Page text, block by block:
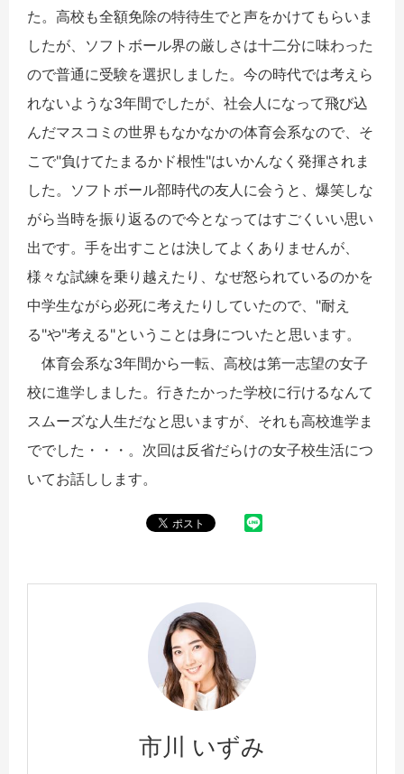
た。高校も全額免除の特待生でと声をかけてもらいま
したが、ソフトボール界の厳しさは十二分に味わった
ので普通に受験を選択しました。今の時代では考えら
れないような3年間でしたが、社会人になって飛び込
んだマスコミの世界もなかなかの体育会系なので、そ
こで"負けてたまるかド根性"はいかんなく発揮されま
した。ソフトボール部時代の友人に会うと、爆笑しな
がら当時を振り返るので今となってはすごくいい思い
出です。手を出すことは決してよくありませんが、
様々な試練を乗り越えたり、なぜ怒られているのかを
中学生ながら必死に考えたりしていたので、"耐え
る"や"考える"ということは身についたと思います。
体育会系な3年間から一転、高校は第一志望の女子
校に進学しました。行きたかった学校に行けるなんて
スムーズな人生だなと思いますが、それも高校進学ま
ででした・・・。次回は反省だらけの女子校生活につ
いてお話しします。
市川 いずみ